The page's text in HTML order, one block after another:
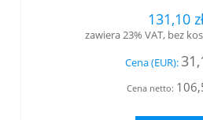
131,10
zawiera 23% VAT, bez
Cena (EUR):
Cena netto: